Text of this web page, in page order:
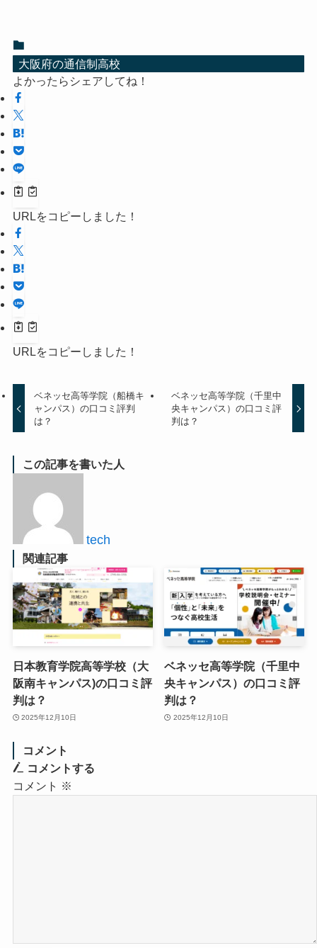
大阪府の通信制高校
よかったらシェアしてね！
URLをコピーしました！
URLをコピーしました！
ベネッセ高等学院（船橋キ
ャンパス）の口コミ評判
は？
ベネッセ高等学院（千里中
央キャンパス）の口コミ評
判は？
この記事を書いた人
tech
関連記事
日本教育学院高等学校（大
阪南キャンパス)の口コミ評
判は？
2025年12月10日
ベネッセ高等学院（千里中
央キャンパス）の口コミ評
判は？
2025年12月10日
コメント
コメントする
コメント ※